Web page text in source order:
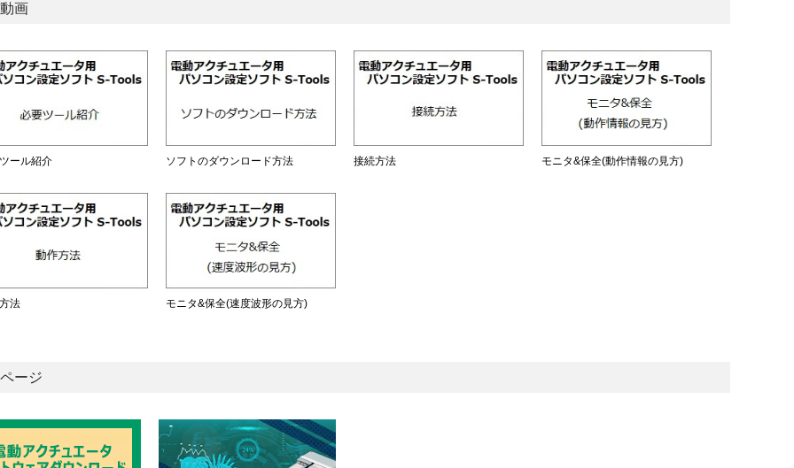
画
ール紹介 ソフトのダウンロード方法 接続方法 モニタ&保全(動作情報の見方)
法 モニタ&保全(速度波形の見方)
ージ